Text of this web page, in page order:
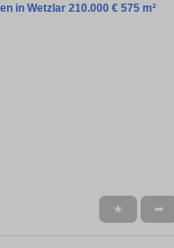
in Wetzlar 210.000 € 575 m²
★ ➦